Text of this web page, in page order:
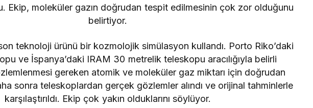
Ekip, moleküler gazın doğrudan tespit edilmesinin çok zor olduğunu
belirtiyor.
teknoloji ürünü bir kozmolojik simülasyon kullandı. Porto Riko’daki
ve İspanya’daki IRAM 30 metrelik teleskopu aracılığıyla belirli
gereken atomik ve moleküler gaz miktarı için doğrudan
sonra teleskoplardan gerçek gözlemler alındı ​​ve orijinal tahminlerle
karşılaştırıldı. Ekip çok yakın olduklarını söylüyor.